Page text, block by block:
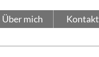
Über mich Kontakt